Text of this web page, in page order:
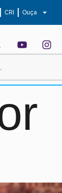
CRI Ouça